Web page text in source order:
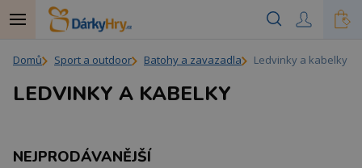
Domů Sport a outdoor Batohy a zavazadla Ledvinky a kabelky
LEDVINKY A KABELKY
NEJPRODÁVANĚJŠÍ